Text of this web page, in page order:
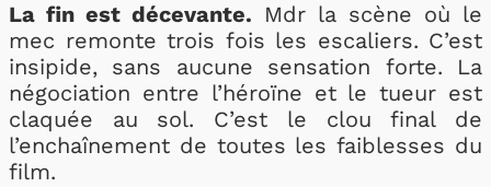
La fin est décevante. Mdr la scène où le
mec remonte trois fois les escaliers. C’est
insipide, sans aucune sensation forte. La
négociation entre l’héroïne et le tueur est
claquée au sol. C’est le clou final de
l’enchaînement de toutes les faiblesses du
film.